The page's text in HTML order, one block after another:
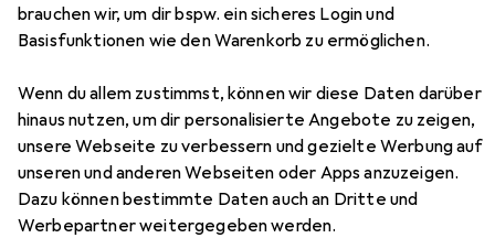
brauchen wir, um dir bspw. ein sicheres Login und
Basisfunktionen wie den Warenkorb zu ermöglichen.
Wenn du allem zustimmst, können wir diese Daten darüber
hinaus nutzen, um dir personalisierte Angebote zu zeigen,
unsere Webseite zu verbessern und gezielte Werbung auf
unseren und anderen Webseiten oder Apps anzuzeigen.
Dazu können bestimmte Daten auch an Dritte und
Werbepartner weitergegeben werden.
Zubehör für Metabo BS 18 LTX BL
I Akku Bohrschrauber 18 V 130
Nm Brushless + 1x Akku 4,0 Ah +
Ladegerät